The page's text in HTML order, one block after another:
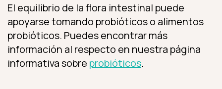
El equilibrio de la flora intestinal puede
apoyarse tomando probióticos o alimentos
probióticos. Puedes encontrar más
información al respecto en nuestra página
informativa sobre probióticos.